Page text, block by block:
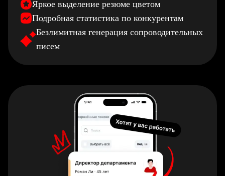
Яркое выделение резюме цветом
Подробная статистика по конкурентам
Безлимитная генерация сопроводительных
писем